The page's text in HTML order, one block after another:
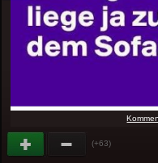
(+63)